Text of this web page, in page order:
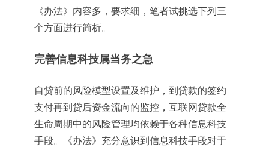
《办法》内容多，要求细，笔者试挑选下列三
个方面进行简析。
完善信息科技属当务之急
自贷前的风险模型设置及维护，到贷款的签约
支付再到贷后资金流向的监控，互联网贷款全
生命周期中的风险管理均依赖于各种信息科技
手段。《办法》充分意识到信息科技手段对于